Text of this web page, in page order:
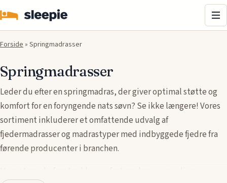
Forside» Springmadrasser
Springmadrasser
Leder du efter en springmadras, der giver optimal støtte og
komfort for en foryngende nats søvn? Se ikke længere! Vores
sortiment inkluderer et omfattende udvalg af
fjedermadrasser og madrastyper med indbyggede fjedre fra
førende producenter i branchen.